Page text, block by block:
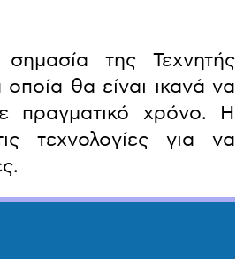
της Τεχνητής
θα είναι ικανά να
πραγματικό χρόνο. Η
τεχνολογίες για να